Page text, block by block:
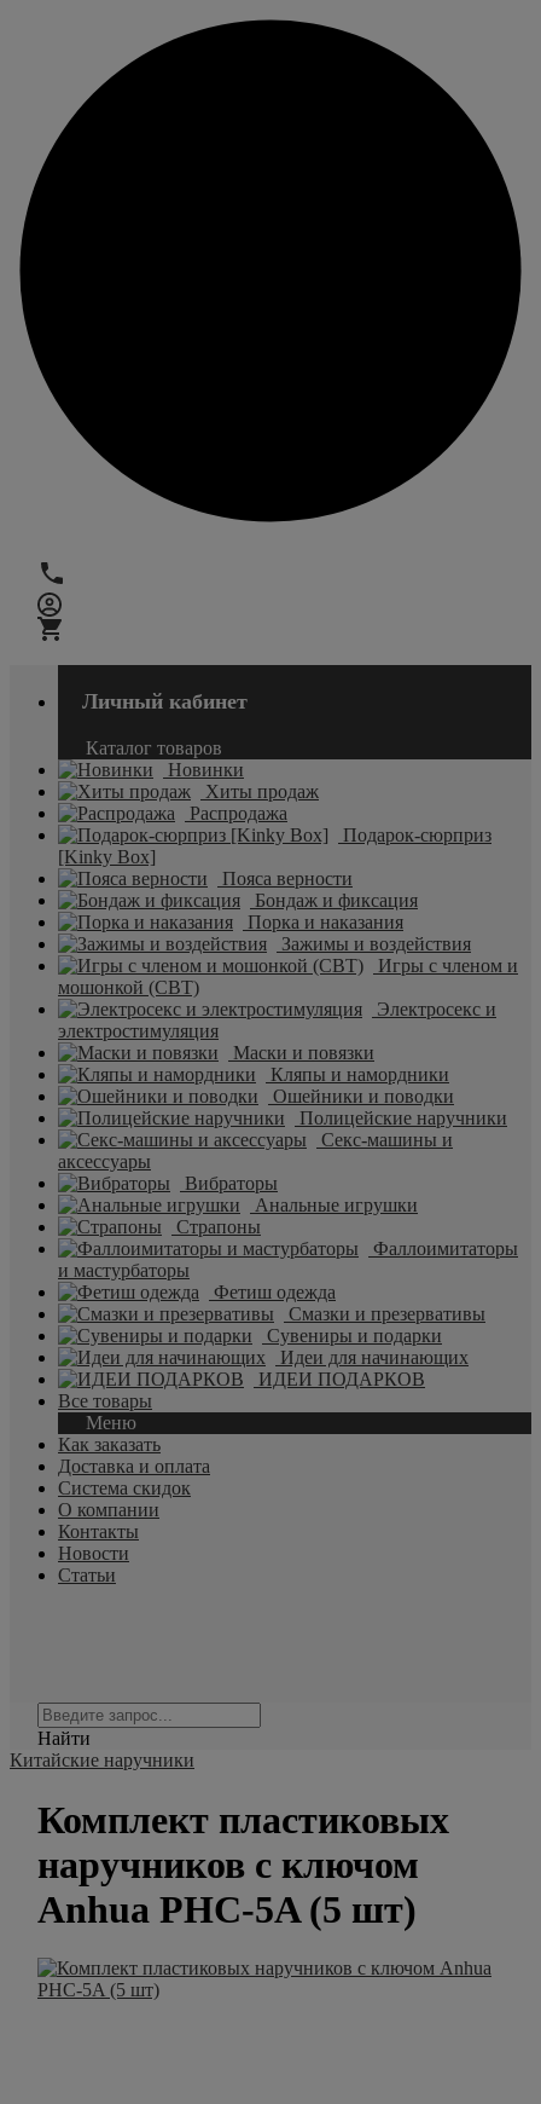
Личный кабинет
Каталог товаров
Новинки
Хиты продаж
Распродажа
Подарок-сюрприз
[Kinky Box]
Пояса верности
Бондаж и фиксация
Порка и наказания
Зажимы и воздействия
Игры с членом и
мошонкой (CBT)
Электросекс и
электростимуляция
Маски и повязки
Кляпы и намордники
Ошейники и поводки
Полицейские наручники
Секс-машины и
аксессуары
Вибраторы
Анальные игрушки
Страпоны
Фаллоимитаторы
и мастурбаторы
Фетиш одежда
Смазки и презервативы
Сувениры и подарки
Идеи для начинающих
ИДЕИ ПОДАРКОВ
Все товары
Меню
Как заказать
Доставка и оплата
Система скидок
О компании
Контакты
Новости
Статьи
Найти
Китайские наручники
Комплект пластиковых
наручников с ключом
Anhua PHC-5A (5 шт)